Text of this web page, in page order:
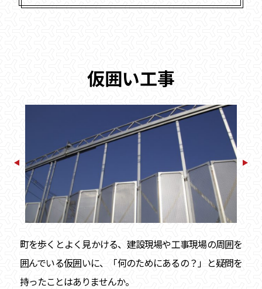
仮囲い工事
町を歩くとよく見かける、建設現場や工事現場の周囲を
囲んでいる仮囲いに、「何のためにあるの？」と疑問を
持ったことはありませんか。